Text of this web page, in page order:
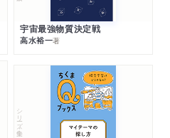
宇宙最強物質決定戦
高水裕一著
シリーズ・全集